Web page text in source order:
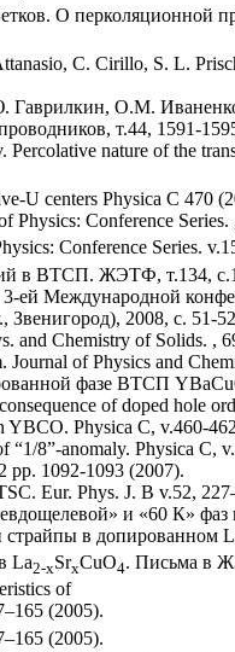
О перколяционной
C. Cirillo, S. L.
О.М.
т.44, 1591-
nature of the
U centers Physica C 470
Conference
Conference Series.
в ВТСП. ЖЭТФ, т.134,
Международной
Звенигород), 2008, с. 51-
and Chemistry of Solids. ,
of Physics and
фазе ВТСП
of doped hole
Physica C, v.460-
8”‑anomaly. Physica C,
pp. 1092-1093 (2007).
Eur. Phys. J. B v.52,
и «60 К»
в допированном
La2‑xSrxСuO4. Письма в
of
(2005).
(2005).